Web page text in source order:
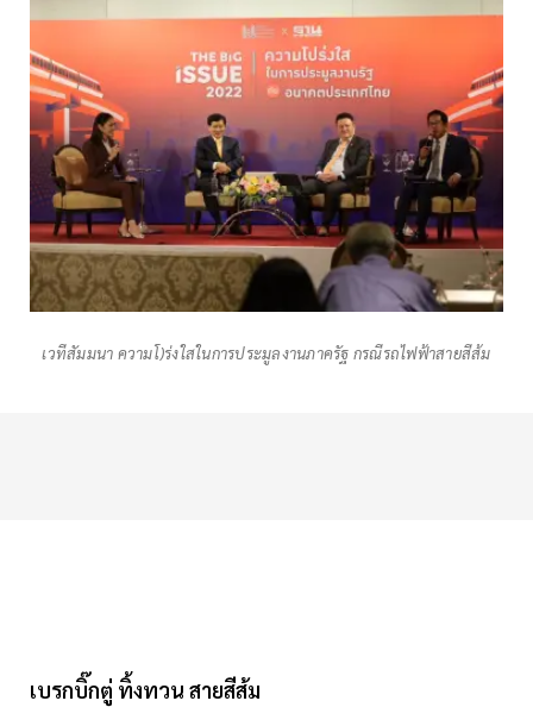
เวทีสัมมนา ความโ)ร่งใสในการประมูลงานภาครัฐ กรณีรถไฟฟ้าสายสีส้ม
เบรกบิ๊กตู่ ทิ้งทวน สายสีส้ม